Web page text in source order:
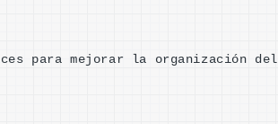
para mejorar la organización del